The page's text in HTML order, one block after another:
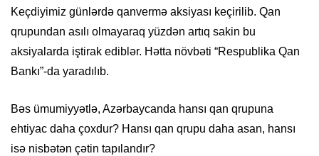
Keçdiyimiz günlərdə qanvermə aksiyası keçirilib. Qan
qrupundan asılı olmayaraq yüzdən artıq sakin bu
aksiyalarda iştirak ediblər. Hətta növbəti “Respublika Qan
Bankı”-da yaradılıb.
Bəs ümumiyyətlə, Azərbaycanda hansı qan qrupuna
ehtiyac daha çoxdur? Hansı qan qrupu daha asan, hansı
isə nisbətən çətin tapılandır?